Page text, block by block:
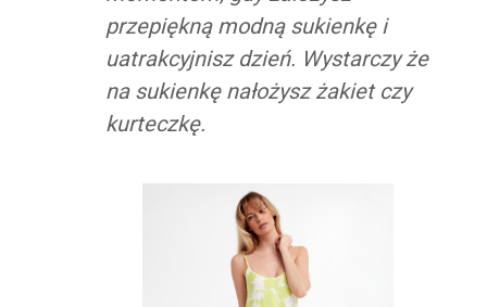
przepiękną modną sukienkę i
uatrakcyjnisz dzień. Wystarczy że
na sukienkę nałożysz żakiet czy
kurteczkę.